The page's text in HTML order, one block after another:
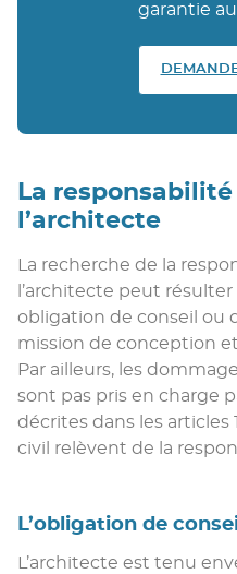
garantie
La
l’architecte
La recherche de la
l’architecte peut
obligation de conseil ou
mission de conception
Par ailleurs, les
sont pas pris en charge
décrites dans les articles
civil relèvent de la
L’obligation de
L’architecte est tenu